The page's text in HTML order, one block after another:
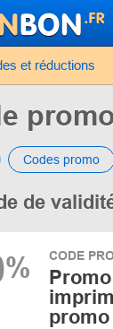
et réductions
Codes promo
de
% CODE
promo